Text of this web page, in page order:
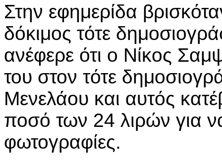
Στην εφημερίδα
δόκιμος τότε
ανέφερε ότι ο Νίκος
του στον τότε
Μενελάου και αυτός
ποσό των 24 λιρών για
φωτογραφίες.